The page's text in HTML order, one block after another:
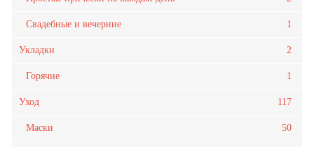
Свадебные и вечерние 1
Укладки 2
Горячие 1
Уход 117
Маски 50